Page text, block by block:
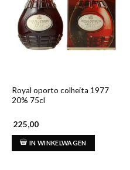
Royal oporto colheita 1977
20% 75cl
225,00
IN WINKELWAGEN